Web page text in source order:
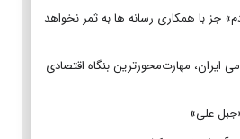
جز با همکاری رسانه ها به ثمر نخواهد
ایران، مهارت‌محورترین بنگاه اقتصادی
علی»